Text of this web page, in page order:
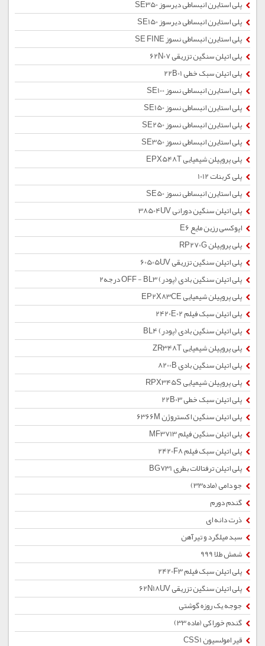
پلی استایرن انبساطی دیرسوز SE350
پلی استایرن انبساطی دیرسوز SE150
پلی استایرن انبساطی نسوز SE FINE
پلی اتیلن سنگین تزریقی 62N07
پلی اتیلن سبک خطی 22B01
پلی استایرن انبساطی نسوز SE100
پلی استایرن انبساطی نسوز SE150
پلی استایرن انبساطی نسوز SE250
پلی استایرن انبساطی نسوز SE350
پلی پروپیلن شیمیایی EPX548T
پلی کربنات 1012
پلی استایرن انبساطی نسوز SE50
پلی اتیلن سنگین دورانی 38504UV
اپوکسی رزین مایع E6
پلی پروپیلن RP270G
پلی اتیلن سنگین تزریقی 60505UV
پلی اتیلن سنگین بادی (پودر) OFF - BL3 درجه2
پلی پروپیلن شیمیایی EP2X83CE
پلی اتیلن سبک فیلم 2420E02
پلی اتیلن سنگین بادی (پودر) BL4
پلی پروپیلن شیمیایی ZR348T
پلی اتیلن سنگین بادی 8200B
پلی پروپیلن شیمیایی RPX345S
پلی اتیلن سبک خطی 22B03
پلی اتیلن سنگین اکستروژن 6366M
پلی اتیلن سنگین فیلم MF3713
پلی اتیلن سبک فیلم 2420F8
پلی اتیلن ترفتالات بطری BG731
جو دامی (ماده33)
گندم دورم
ذرت دانه ای
سبد میلگرد و تیرآهن
شمش طلا 999
پلی اتیلن سبک فیلم 2420F3
پلی اتیلن سنگین تزریقی 62N18UV
جوجه یک روزه گوشتی
گندم خوراکی (ماده 33)
قیر امولسیون CSS1